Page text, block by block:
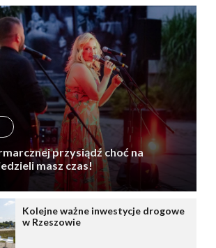
przysiądź choć na
masz czas!
Kolejne ważne inwestycje drogowe
w Rzeszowie